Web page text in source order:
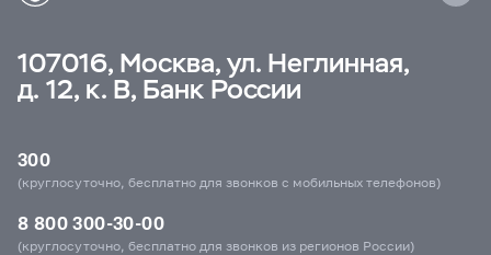
107016, Москва, ул. Неглинная,
д. 12, к. В, Банк России
300
(круглосуточно, бесплатно для звонков с мобильных телефонов)
8 800 300-30-00
(круглосуточно, бесплатно для звонков из регионов России)